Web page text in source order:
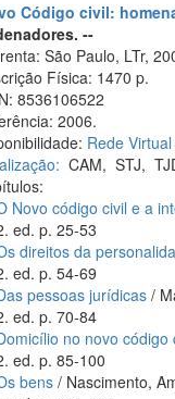
Código civil:
--
São Paulo, LTr,
Física: 1470 p.
8536106522
2006.
Rede
CAM,STJ,
Novo código civil e a
ed. p. 25-53
direitos da
ed. p. 54-69
pessoas jurídicas /
ed. p. 70-84
no novo código
ed. p. 85-100
bens / Nascimento,